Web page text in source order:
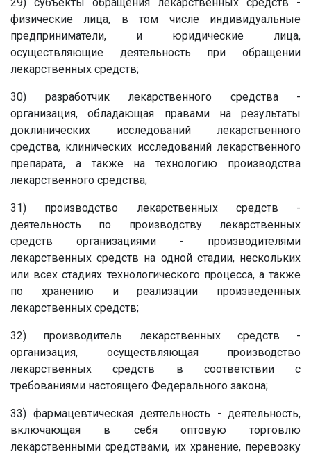
физические лица, в том числе индивидуальные
предприниматели, и юридические лица,
осуществляющие деятельность при обращении
лекарственных средств;
30) разработчик лекарственного средства -
организация, обладающая правами на результаты
доклинических исследований лекарственного
средства, клинических исследований лекарственного
препарата, а также на технологию производства
лекарственного средства;
31) производство лекарственных средств -
деятельность по производству лекарственных
средств организациями - производителями
лекарственных средств на одной стадии, нескольких
или всех стадиях технологического процесса, а также
по хранению и реализации произведенных
лекарственных средств;
32) производитель лекарственных средств -
организация, осуществляющая производство
лекарственных средств в соответствии с
требованиями настоящего Федерального закона;
33) фармацевтическая деятельность - деятельность,
включающая в себя оптовую торговлю
лекарственными средствами, их хранение, перевозку